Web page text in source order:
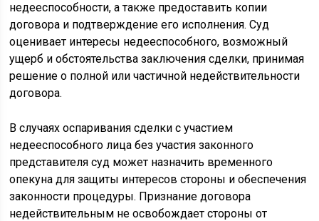
недееспособности, а также предоставить копии
договора и подтверждение его исполнения. Суд
оценивает интересы недееспособного, возможный
ущерб и обстоятельства заключения сделки, принимая
решение о полной или частичной недействительности
договора.
В случаях оспаривания сделки с участием
недееспособного лица без участия законного
представителя суд может назначить временного
опекуна для защиты интересов стороны и обеспечения
законности процедуры. Признание договора
недействительным не освобождает стороны от